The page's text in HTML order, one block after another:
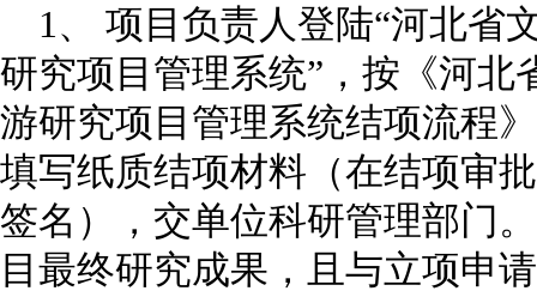
1、 项目负责人登陆“河北省
研究项目管理系统”，按《河北
游研究项目管理系统结项流程
填写纸质结项材料（在结项审
签名），交单位科研管理部门
目最终研究成果，且与立项申